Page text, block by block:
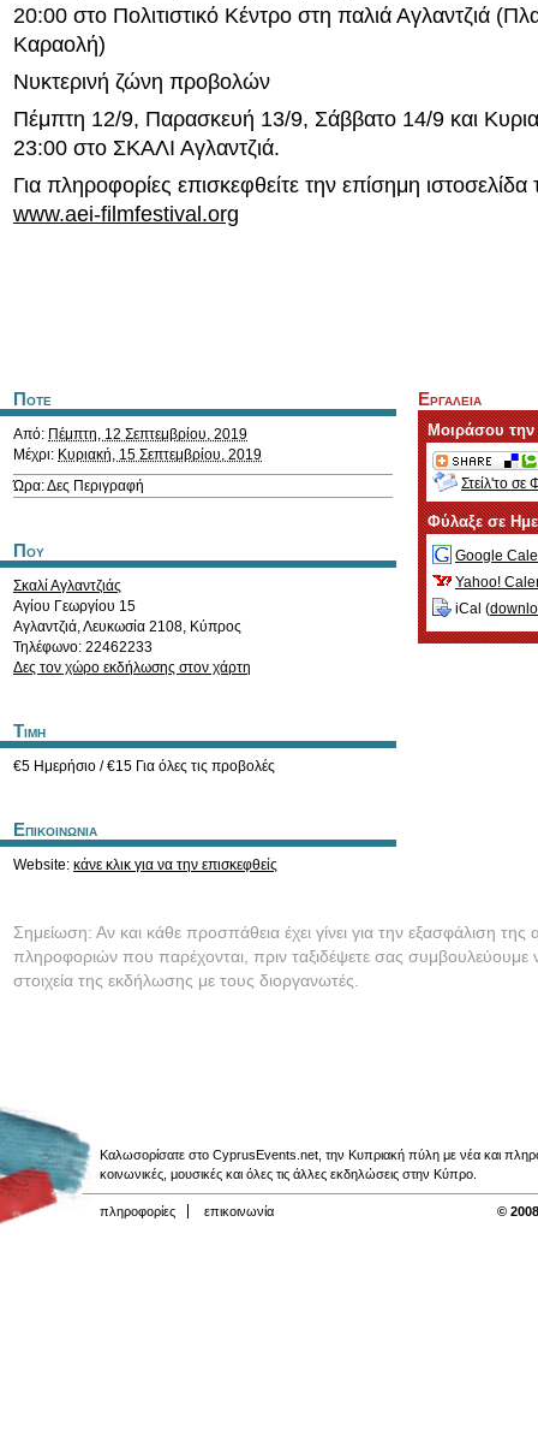
20:00 στο Πολιτιστικό Κέντρο στη παλιά Αγλαντζιά
Καραολή)
Νυκτερινή ζώνη προβολών
Πέμπτη 12/9, Παρασκευή 13/9, Σάββατο 14/9 και
23:00 στο ΣΚΑΛΙ Αγλαντζιά.
Για πληροφορίες επισκεφθείτε την επίσημη
www.aei-filmfestival.org
Ποτε
Από: Πέμπτη, 12 Σεπτεμβρίου, 2019
Μέχρι: Κυριακή, 15 Σεπτεμβρίου, 2019
Ώρα: Δες Περιγραφή
Που
Σκαλί Αγλαντζιάς
Αγίου Γεωργίου 15
Αγλαντζιά,Λευκωσία 2108, Κύπρος
Τηλέφωνο: 22462233
Δες τον χώρο εκδήλωσης στον χάρτη
Τιμη
€5 Ημερήσιο / €15 Για όλες τις προβολές
Επικοινωνια
Website: κάνε κλικ για να την επισκεφθείς
Εργαλεια
Μοιράσου
Στείλ'το σε
Φύλαξε σε
Google
Yahoo!
iCal (
Σημείωση: Αν και κάθε προσπάθεια έχει γίνει για την εξασφάλιση της
πληροφοριών που παρέχονται, πριν ταξιδέψετε σας συμβουλεύουμε
στοιχεία της εκδήλωσης με τους διοργανωτές.
Καλωσορίσατε στο CyprusEvents.net, την Κυπριακή πύλη με νέα και
κοινωνικές, μουσικές και όλες τις άλλες εκδηλώσεις στην Κύπρο.
πληροφορίες επικοινωνία ©